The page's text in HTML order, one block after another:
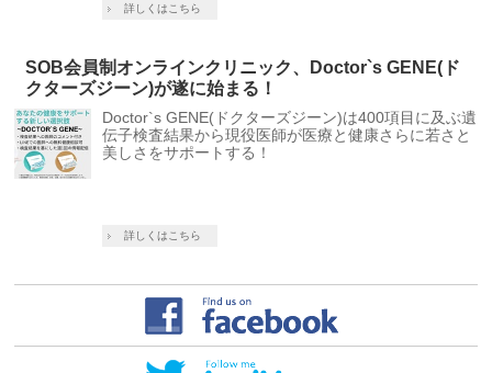
詳しくはこちら
SOB会員制オンラインクリニック、Doctor`s GENE(ド
クターズジーン)が遂に始まる！
Doctor`s GENE(ドクターズジーン)は400項目に及ぶ遺
伝子検査結果から現役医師が医療と健康さらに若さと
美しさをサポートする！
詳しくはこちら